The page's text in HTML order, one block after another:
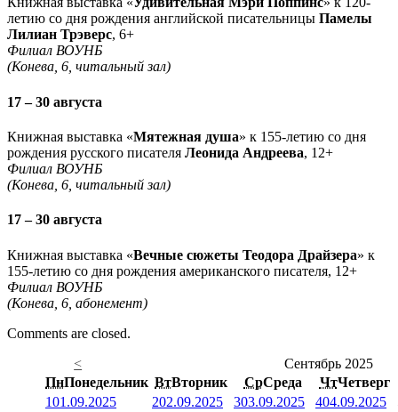
летию со дня рождения английской писательницы Памелы
Лилиан Трэверс, 6+
Филиал ВОУНБ
(Конева, 6, читальный зал)
17 – 30 августа
Книжная выставка «Мятежная душа» к 155-летию со дня
рождения русского писателя Леонида Андреева, 12+
Филиал ВОУНБ
(Конева, 6, читальный зал)
17 – 30 августа
Книжная выставка «Вечные сюжеты Теодора Драйзера» к
155-летию со дня рождения американского писателя, 12+
Филиал ВОУНБ
(Конева, 6, абонемент)
Comments are closed.
<
Сентябрь 2025
ПнПонедельник ВтВторник СрСреда ЧтЧетверг
101.09.2025 202.09.2025 303.09.2025 404.09.2025